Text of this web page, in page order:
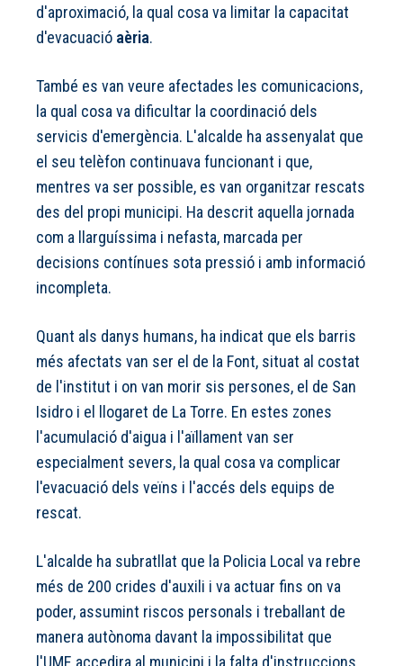
d'aproximació, la qual cosa va limitar la capacitat
d'evacuació aèria.
També es van veure afectades les comunicacions,
la qual cosa va dificultar la coordinació dels
servicis d'emergència. L'alcalde ha assenyalat que
el seu telèfon continuava funcionant i que,
mentres va ser possible, es van organitzar rescats
des del propi municipi. Ha descrit aquella jornada
com a llarguíssima i nefasta, marcada per
decisions contínues sota pressió i amb informació
incompleta.
Quant als danys humans, ha indicat que els barris
més afectats van ser el de la Font, situat al costat
de l'institut i on van morir sis persones, el de San
Isidro i el llogaret de La Torre. En estes zones
l'acumulació d'aigua i l'aïllament van ser
especialment severs, la qual cosa va complicar
l'evacuació dels veïns i l'accés dels equips de
rescat.
L'alcalde ha subratllat que la Policia Local va rebre
més de 200 crides d'auxili i va actuar fins on va
poder, assumint riscos personals i treballant de
manera autònoma davant la impossibilitat que
l'UME accedira al municipi i la falta d'instruccions